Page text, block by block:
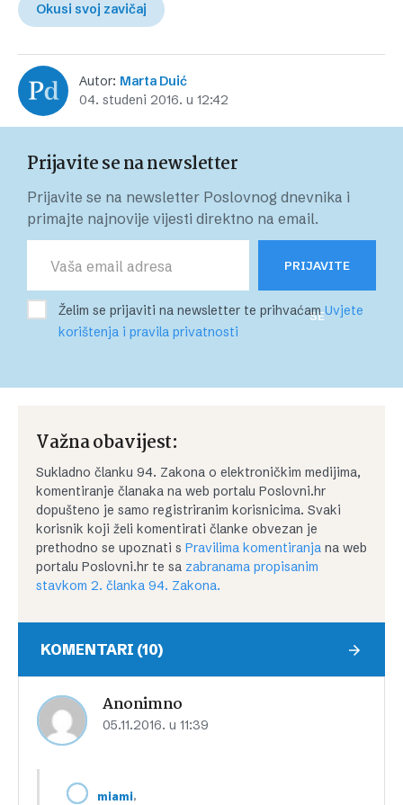
Okusi svoj zavičaj
Autor: Marta Duić
04. studeni 2016. u 12:42
Prijavite se na newsletter
Prijavite se na newsletter Poslovnog dnevnika i
primajte najnovije vijesti direktno na email.
PRIJAVITE
SE
Želim se prijaviti na newsletter te prihvaćamUvjete
korištenja i pravila privatnosti
Važna obavijest:
Sukladno članku 94. Zakona o elektroničkim medijima,
komentiranje članaka na web portalu Poslovni.hr
dopušteno je samo registriranim korisnicima. Svaki
korisnik koji želi komentirati članke obvezan je
prethodno se upoznati s Pravilima komentiranja na web
portalu Poslovni.hr te sa zabranama propisanim
stavkom 2. članka 94. Zakona.
KOMENTARI (10)
Anonimno
05.11.2016. u 11:39
miami,